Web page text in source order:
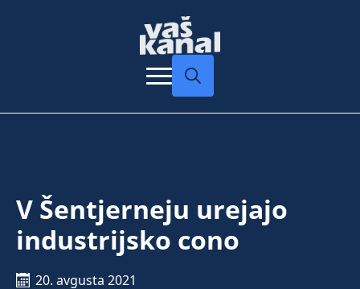
V Šentjerneju urejajo
industrijsko cono
20. avgusta 2021